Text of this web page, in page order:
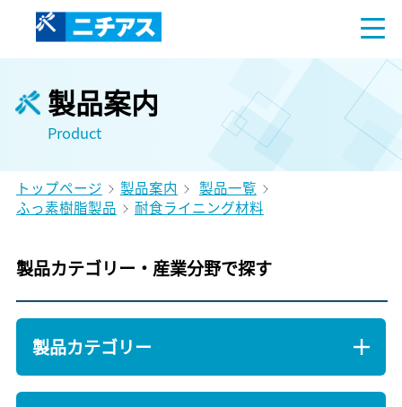
製品案内
Product
トップページ 製品案内
製品一覧
ふっ素樹脂製品
耐食ライニング材料
製品カテゴリー・産業分野で探す
製品カテゴリー